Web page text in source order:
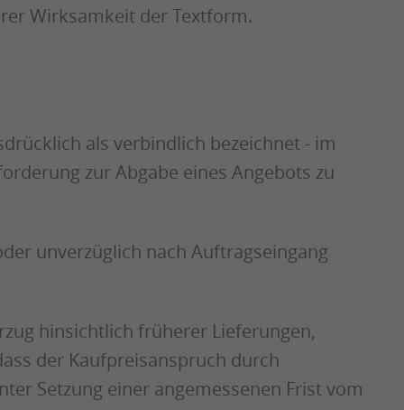
Wirksamkeit der Textform.
als verbindlich bezeichnet - im
zur Abgabe eines Angebots zu
unverzüglich nach Auftragseingang
hinsichtlich früherer Lieferungen,
der Kaufpreisanspruch durch
Setzung einer angemessenen Frist vom